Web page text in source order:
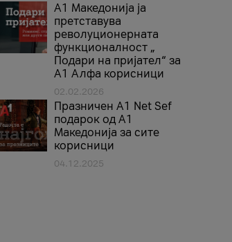
А1 Македонија ја
претставува
револуционерната
функционалност „
Подари на пријател“ за
А1 Алфа корисници
02.02.2026
Празничен A1 Net Sеf
подарок од А1
Македонија за сите
корисници
04.12.2025